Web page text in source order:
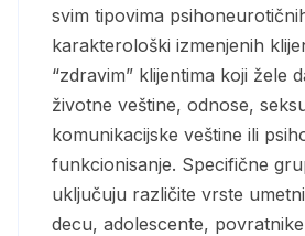
svim tipovima
karakterološki izmenjenih
“zdravim” klijentima koji žele
životne veštine, odnose,
komunikacijske veštine ili
funkcionisanje. Specifične
uključuju različite vrste
decu, adolescente,